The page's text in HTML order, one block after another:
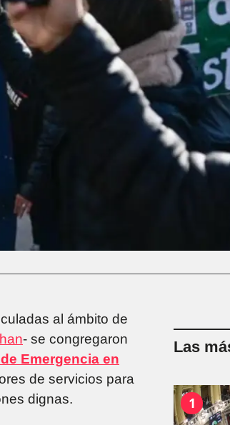
al ámbito de
- se congregaron
Emergencia en
de servicios para
dignas.
Las
1